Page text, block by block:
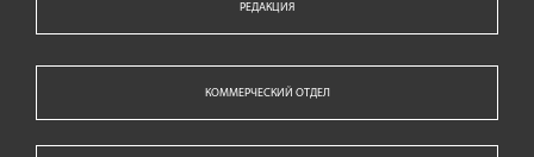
РЕДАКЦИЯ
КОММЕРЧЕСКИЙ ОТДЕЛ